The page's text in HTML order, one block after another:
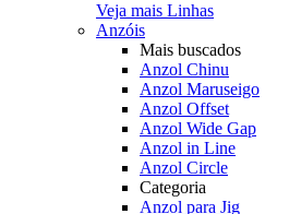
Veja mais Linhas
Anzóis
Mais buscados
Anzol Chinu
Anzol Maruseigo
Anzol Offset
Anzol Wide Gap
Anzol in Line
Anzol Circle
Categoria
Anzol para Jig